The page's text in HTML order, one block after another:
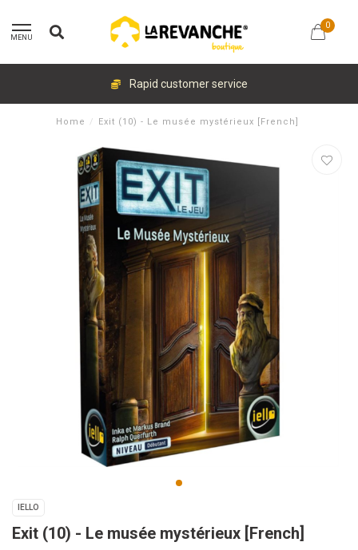
MENU
0
Rapid customer service
Home / Exit (10) - Le musée mystérieux [French]
IELLO
Exit (10) - Le musée mystérieux [French]